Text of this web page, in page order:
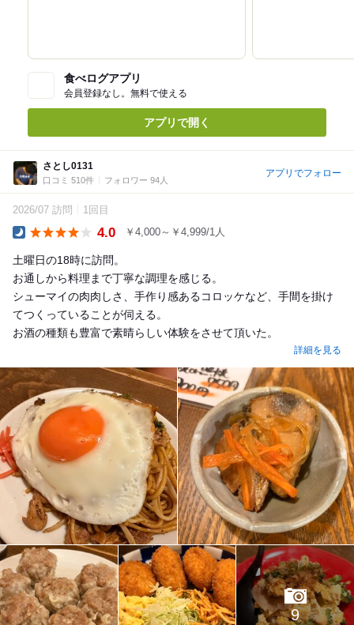
食べログアプリ
会員登録なし。無料で使える
アプリで開く
さとし0131
口コミ 510件 フォロワー 94人
アプリでフォロー
2026/07 訪問 1回目
4.0 ￥4,000～￥4,999/1人
土曜日の18時に訪問。
お通しから料理まで丁寧な調理を感じる。
シューマイの肉肉しさ、手作り感あるコロッケなど、手間を掛け
てつくっていることが伺える。
お酒の種類も豊富で素晴らしい体験をさせて頂いた。
詳細を見る
9